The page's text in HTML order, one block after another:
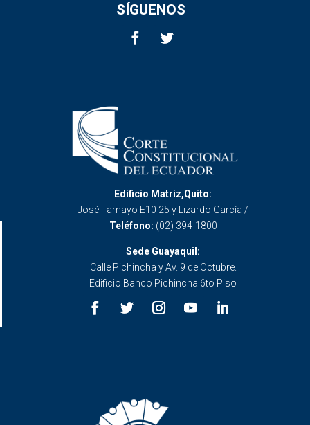
SÍGUENOS
Edificio Matriz,Quito:
José Tamayo E10 25 y Lizardo García /
Teléfono: (02) 394-1800
Sede Guayaquil:
Calle Pichincha y Av. 9 de Octubre.
Edificio Banco Pichincha 6to Piso